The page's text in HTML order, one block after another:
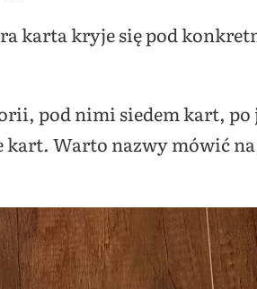
karta kryje się pod
pod nimi siedem kart, po
Warto nazwy mówić na